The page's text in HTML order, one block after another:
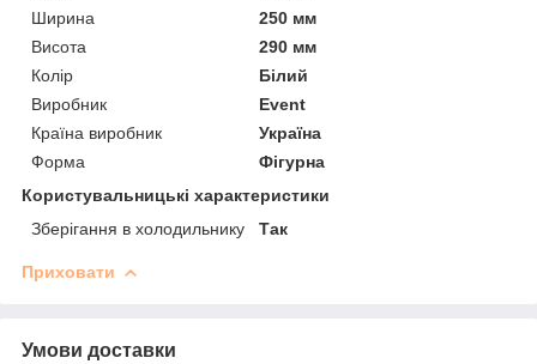
Ширина
250 мм
Висота
290 мм
Колір
Білий
Виробник
Event
Країна виробник
Україна
Форма
Фігурна
Користувальницькі характеристики
Зберігання в холодильнику
Так
Приховати
Умови доставки